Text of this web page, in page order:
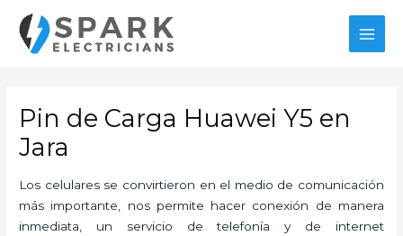
contenido
Pin de Carga Huawei Y5 en
Jara
Los celulares se convirtieron en el medio de comunicación
más importante, nos permite hacer conexión de manera
inmediata, un servicio de telefonía y de internet